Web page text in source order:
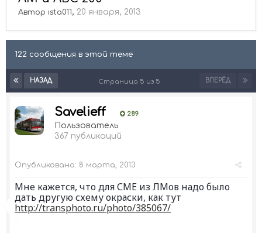
Автор ista011 , 20 января, 2013
122 сообщения в этой теме
НАЗАД ВПЕРЁД
Страница 5 из 5
Savelieff 289
Пользователь
367 публикаций
Опубликовано: 8 марта, 2013
Мне кажется, что для СМЕ из ЛМов надо было
дать другую схему окраски, как тут
http://transphoto.ru/photo/385067/